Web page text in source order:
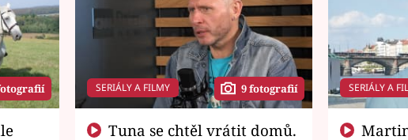
SERIÁLY A FILMY 9 fotografií SERIÁLY A